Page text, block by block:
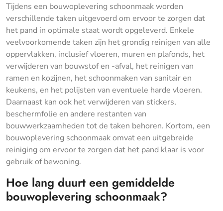
Tijdens een bouwoplevering schoonmaak worden
verschillende taken uitgevoerd om ervoor te zorgen dat
het pand in optimale staat wordt opgeleverd. Enkele
veelvoorkomende taken zijn het grondig reinigen van alle
oppervlakken, inclusief vloeren, muren en plafonds, het
verwijderen van bouwstof en -afval, het reinigen van
ramen en kozijnen, het schoonmaken van sanitair en
keukens, en het polijsten van eventuele harde vloeren.
Daarnaast kan ook het verwijderen van stickers,
beschermfolie en andere restanten van
bouwwerkzaamheden tot de taken behoren. Kortom, een
bouwoplevering schoonmaak omvat een uitgebreide
reiniging om ervoor te zorgen dat het pand klaar is voor
gebruik of bewoning.
Hoe lang duurt een gemiddelde
bouwoplevering schoonmaak?